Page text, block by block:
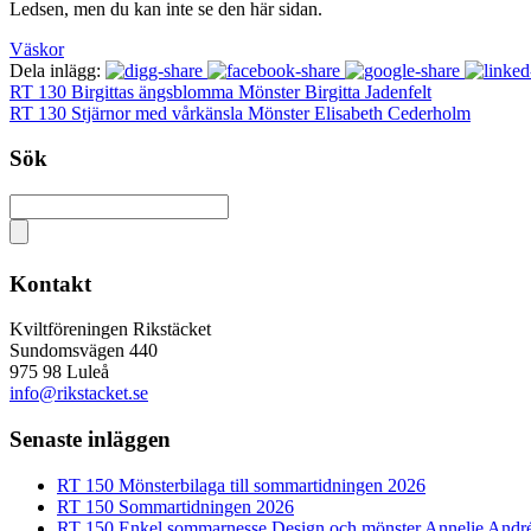
Ledsen, men du kan inte se den här sidan.
Väskor
Dela inlägg:
RT 130 Birgittas ängsblomma Mönster Birgitta Jadenfelt
RT 130 Stjärnor med vårkänsla Mönster Elisabeth Cederholm
Sök
Kontakt
Kviltföreningen Rikstäcket
Sundomsvägen 440
975 98 Luleå
info@rikstacket.se
Senaste inläggen
RT 150 Mönsterbilaga till sommartidningen 2026
RT 150 Sommartidningen 2026